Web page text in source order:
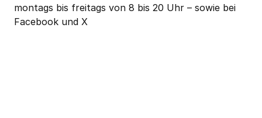
montags bis freitags von 8 bis 20 Uhr – sowie bei
Facebook und X